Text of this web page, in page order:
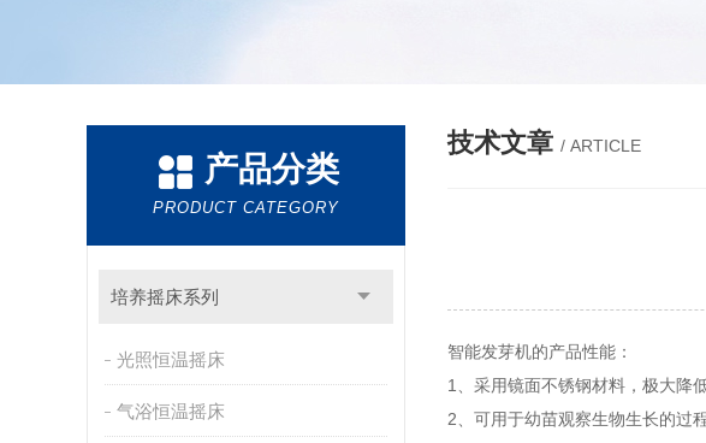
产品分类
PRODUCT CATEGORY
培养摇床系列
光照恒温摇床
气浴恒温摇床
技术文章 / ARTICLE
智能发芽机的产品性能：
1、采用镜面不锈钢材料，极大降
2、可用于幼苗观察生物生长的过